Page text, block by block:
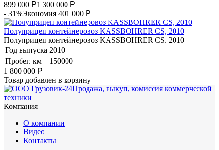
899 000 Р1 300 000 Р
- 31%Экономия 401 000 Р
Полуприцеп контейнеровоз KASSBOHRER CS, 2010
Полуприцеп контейнеровоз KASSBOHRER CS, 2010
Год выпуска 2010
Пробег, км
150000
1 800 000 Р
Товар добавлен в корзину
Продажа, выкуп, комиссия коммерческой
техники
Компания
О компании
Видео
Контакты